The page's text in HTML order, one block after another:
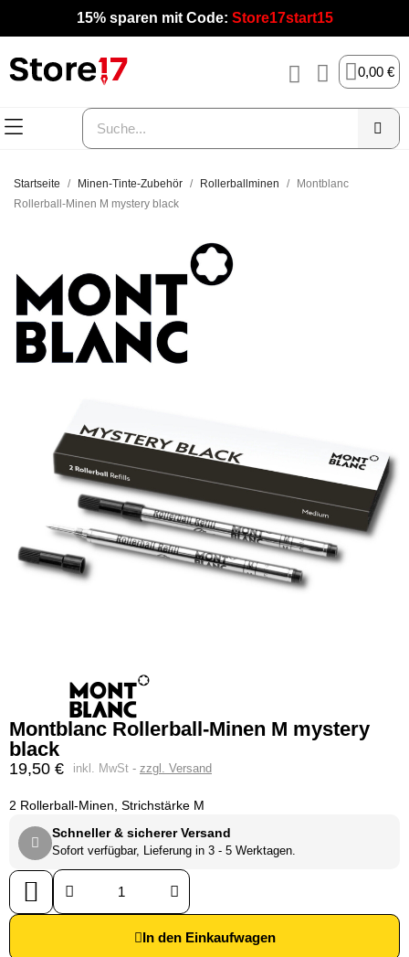
15% sparen mit Code: Store17start15
0,00 €
Startseite Minen-Tinte-Zubehör Rollerballminen
Montblanc
Rollerball-Minen M mystery black
Montblanc Rollerball-Minen M mystery
black
19,50 € inkl. MwSt zzgl. Versand
2 Rollerball-Minen, Strichstärke M
Schneller & sicherer Versand
Sofort verfügbar, Lieferung in 3 - 5 Werktagen.
In den Einkaufwagen